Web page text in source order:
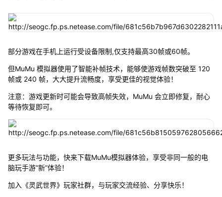
部分游戏在手机上运行受设备限制,仅支持最高30帧或60帧。
但MuMu 模拟器使用了智能补帧技术，能够使游戏帧数突破至 120
帧或 240 帧，大大提升流畅度，享受更佳的视觉体验！
注意：游戏更新时可能会导致高帧失效，MuMu 会立即修复，耐心
等待恢复即可。
更多玩法与功能，快来下载MuMu模拟器体验，享受非同一般的电
脑玩手游“新”体验！
加入《灵武世界》玩家社群，与玩家交流经验、分享快乐！